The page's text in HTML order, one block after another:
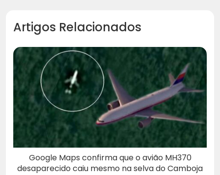
Artigos Relacionados
Google Maps confirma que o avião MH370
desaparecido caiu mesmo na selva do Camboja